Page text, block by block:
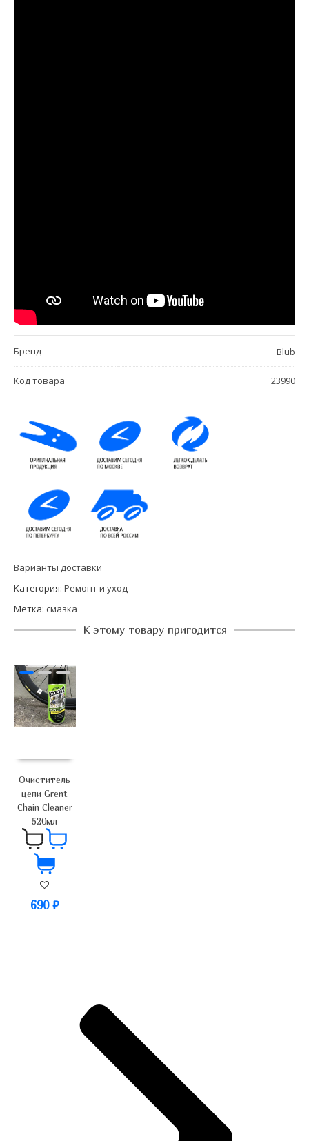
Бренд Blub
Код товара 23990
Варианты доставки
Категория: Ремонт и уход
Метка: смазка
К этому товару пригодится
Очиститель
цепи Grent
Chain Cleaner
520мл
690 ₽